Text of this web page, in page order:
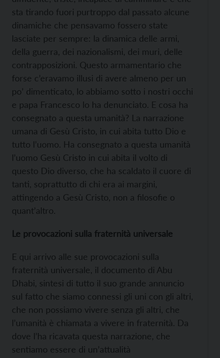
sta tirando fuori purtroppo dal passato alcune
dinamiche che pensavamo fossero state
lasciate per sempre: la dinamica delle armi,
della guerra, dei nazionalismi, dei muri, delle
contrapposizioni. Questo armamentario che
forse c’eravamo illusi di avere almeno per un
po’ dimenticato, lo abbiamo sotto i nostri occhi
e papa Francesco lo ha denunciato. E cosa ha
consegnato a questa umanità? La narrazione
umana di Gesù Cristo, in cui abita tutto Dio e
tutto l’uomo. Ha consegnato a questa umanità
l’uomo Gesù Cristo in cui abita il volto di
questo Dio diverso, che ha scaldato il cuore di
tanti, soprattutto di chi era ai margini,
attingendo a Gesù Cristo, non a filosofie o
quant’altro.
Le provocazioni sulla fraternità universale
E qui arrivo alle sue provocazioni sulla
fraternità universale, il documento di Abu
Dhabi, sintesi di tutto il suo grande annuncio
sul fatto che siamo connessi gli uni con gli altri,
che non possiamo vivere senza gli altri, che
l’umanità è chiamata a vivere in fraternità. Da
dove l’ha ricavata questa narrazione, che
sentiamo essere di un’attualità